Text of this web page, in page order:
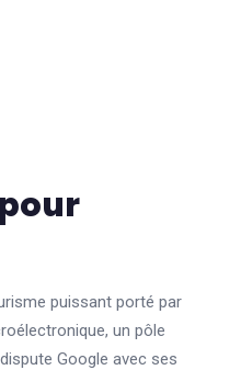
puissant porté par
un pôle
Google avec ses